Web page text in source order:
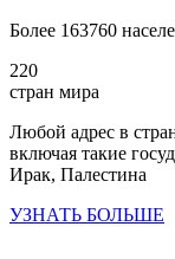
Более 163760
220
стран мира
Любой адрес в
включая такие
Ирак, Палестина
УЗНАТЬ БОЛЬШЕ